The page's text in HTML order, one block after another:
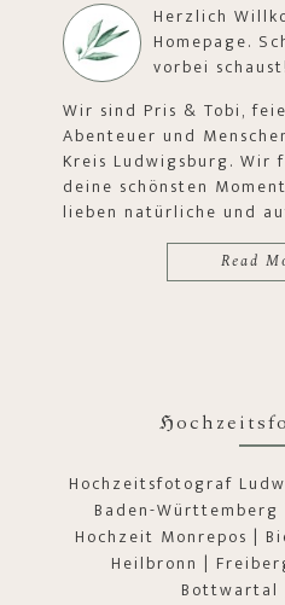
Herzlich
Homepage.
vorbei schaust!
Wir sind Pris & Tobi,
Abenteuer und
Kreis Ludwigsburg. Wir
deine schönsten
lieben natürliche und
Read
Hochzeitsfotograf
Baden-
Hochzeit Monrepos |
Heilbronn |
Bottwartal